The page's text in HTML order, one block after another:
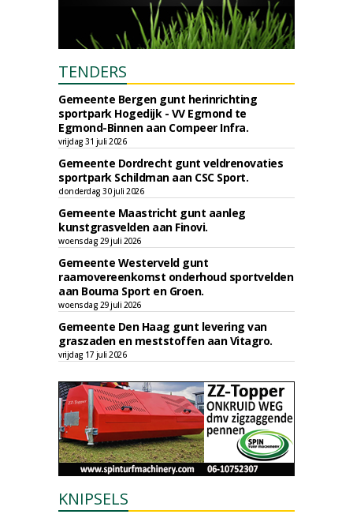
TENDERS
Gemeente Bergen gunt herinrichting
sportpark Hogedijk - VV Egmond te
Egmond-Binnen aan Compeer Infra.
vrijdag 31 juli 2026
Gemeente Dordrecht gunt veldrenovaties
sportpark Schildman aan CSC Sport.
donderdag 30 juli 2026
Gemeente Maastricht gunt aanleg
kunstgrasvelden aan Finovi.
woensdag 29 juli 2026
Gemeente Westerveld gunt
raamovereenkomst onderhoud sportvelden
aan Bouma Sport en Groen.
woensdag 29 juli 2026
Gemeente Den Haag gunt levering van
graszaden en meststoffen aan Vitagro.
vrijdag 17 juli 2026
KNIPSELS